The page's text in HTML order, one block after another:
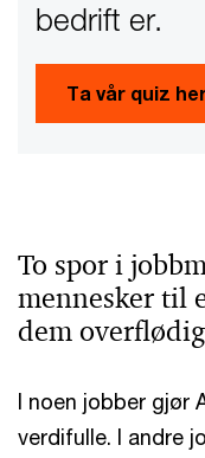
bedrift er.
Ta vår quiz
To spor i
mennesker til
dem overflødig
I noen jobber gjør
verdifulle. I andre